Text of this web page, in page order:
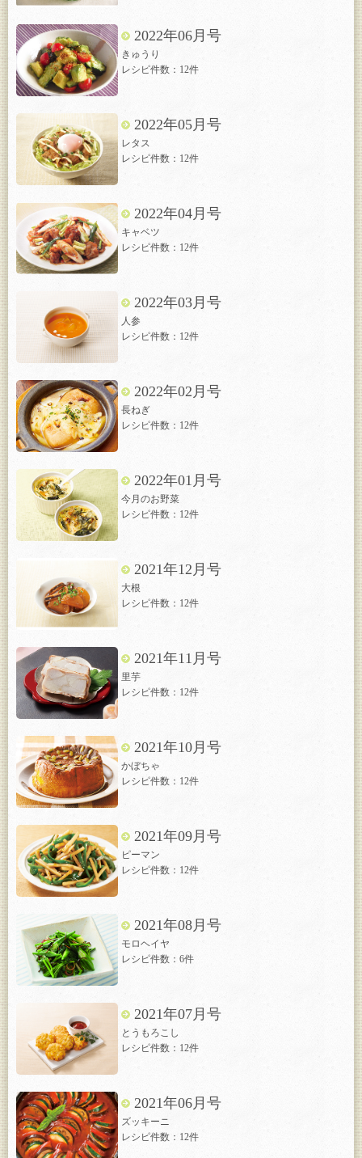
2022年06月号
きゅうり
レシピ件数：12件
2022年05月号
レタス
レシピ件数：12件
2022年04月号
キャベツ
レシピ件数：12件
2022年03月号
人参
レシピ件数：12件
2022年02月号
長ねぎ
レシピ件数：12件
2022年01月号
今月のお野菜
レシピ件数：12件
2021年12月号
大根
レシピ件数：12件
2021年11月号
里芋
レシピ件数：12件
2021年10月号
かぼちゃ
レシピ件数：12件
2021年09月号
ピーマン
レシピ件数：12件
2021年08月号
モロヘイヤ
レシピ件数：6件
2021年07月号
とうもろこし
レシピ件数：12件
2021年06月号
ズッキーニ
レシピ件数：12件